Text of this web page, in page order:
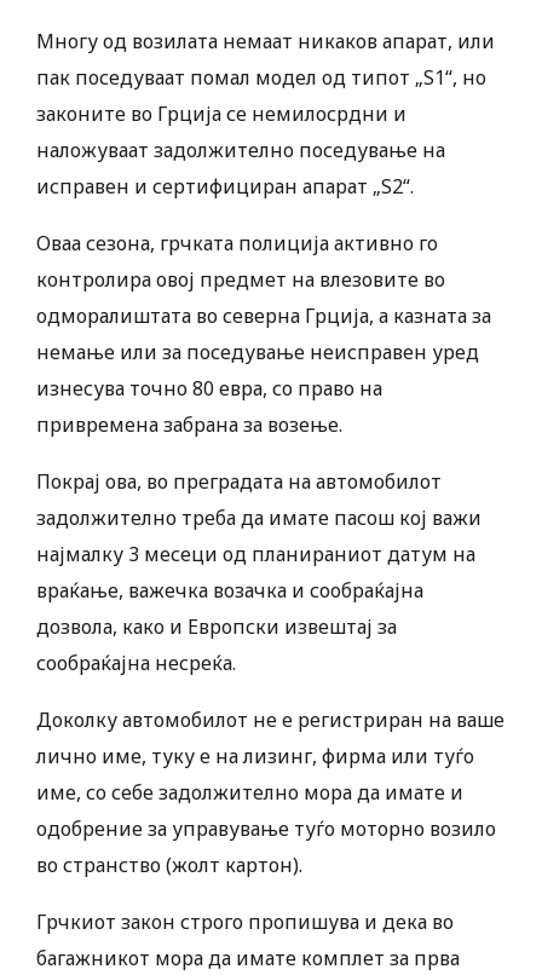
Многу од возилата немаат никаков апарат, или
пак поседуваат помал модел од типот „S1“, но
законите во Грција се немилосрдни и
наложуваат задолжително поседување на
исправен и сертифициран апарат „S2“.
Оваа сезона, грчката полиција активно го
контролира овој предмет на влезовите во
одморалиштата во северна Грција, а казната за
немање или за поседување неисправен уред
изнесува точно 80 евра, со право на
привремена забрана за возење.
Покрај ова, во преградата на автомобилот
задолжително треба да имате пасош кој важи
најмалку 3 месеци од планираниот датум на
враќање, важечка возачка и сообраќајна
дозвола, како и Европски извештај за
сообраќајна несреќа.
Доколку автомобилот не е регистриран на ваше
лично име, туку е на лизинг, фирма или туѓо
име, со себе задолжително мора да имате и
одобрение за управување туѓо моторно возило
во странство (жолт картон).
Грчкиот закон строго пропишува и дека во
багажникот мора да имате комплет за прва